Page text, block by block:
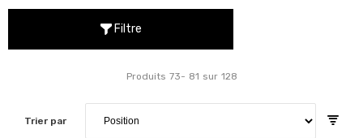
Filtre
Trier par
Produits 73- 81 sur 128